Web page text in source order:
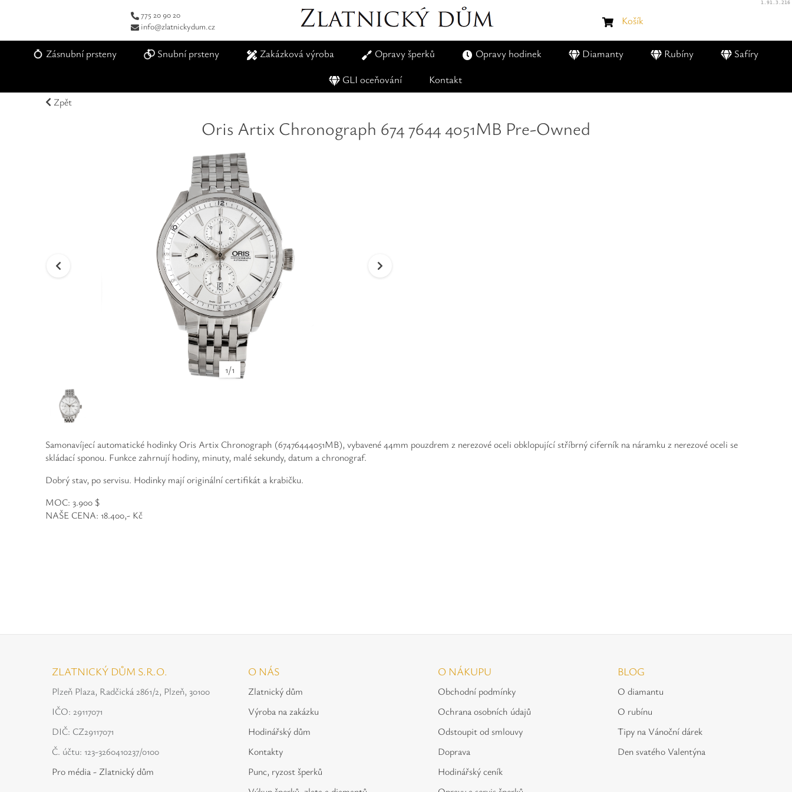
775 20 90 20
info@zlatnickydum.cz
Zásnubní prsteny Snubní prsteny Zakázková výroba Opravy šperků Opravy hodinek Diamanty Rubíny
Safíry
GLI oceňování
Kontakt
Košík
1.91.3.216
Zpět
Oris Artix Chronograph 674 7644 4051MB Pre-Owned
1/1
Samonavíjecí automatické hodinky Oris Artix Chronograph (67476444051MB), vybavené 44mm pouzdrem z nerezové oceli obklopující stříbrný ciferník na náramku z nerezové oceli se
skládací sponou. Funkce zahrnují hodiny, minuty, malé sekundy, datum a chronograf.
Dobrý stav, po servisu. Hodinky mají originální certifikát a krabičku.
MOC: 3.900 $
NAŠE CENA: 18.400,- Kč
ZLATNICKÝ DŮM S.R.O.
Plzeň Plaza, Radčická 2861/2, Plzeň, 30100
IČO: 29117071
DIČ: CZ29117071
Č. účtu: 123-3260410237/0100
Pro média - Zlatnický dům
O NÁS
Zlatnický dům
Výroba na zakázku
Hodinářský dům
Kontakty
Punc, ryzost šperků
O NÁKUPU
Obchodní podmínky
Ochrana osobních údajů
Odstoupit od smlouvy
Doprava
Hodinářský ceník
BLOG
O diamantu
O rubínu
Tipy na Vánoční dárek
Den svatého Valentýna